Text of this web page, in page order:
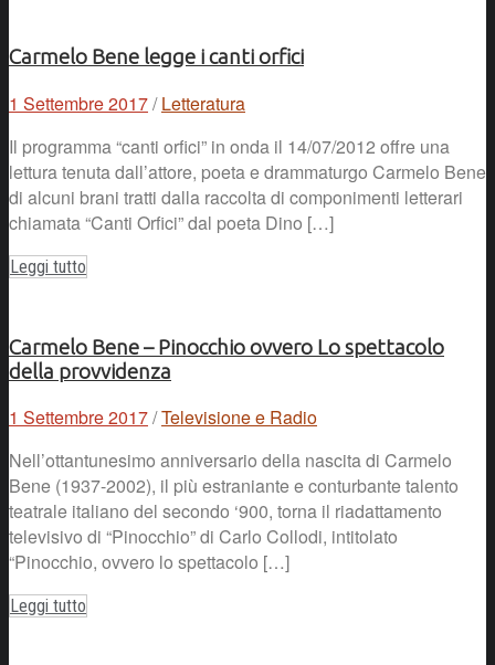
Carmelo Bene legge i canti orfici
1 Settembre 2017/ Letteratura
Il programma “canti orfici” in onda il 14/07/2012 offre una
lettura tenuta dall’attore, poeta e drammaturgo Carmelo Bene
di alcuni brani tratti dalla raccolta di componimenti letterari
chiamata “Canti Orfici” dal poeta Dino […]
Leggi tutto
Carmelo Bene – Pinocchio ovvero Lo spettacolo
della provvidenza
1 Settembre 2017/Televisione e Radio
Nell’ottantunesimo anniversario della nascita di Carmelo
Bene (1937-2002), il più estraniante e conturbante talento
teatrale italiano del secondo ‘900, torna il riadattamento
televisivo di “Pinocchio” di Carlo Collodi, intitolato
“Pinocchio, ovvero lo spettacolo […]
Leggi tutto